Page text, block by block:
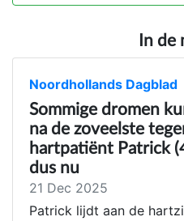
In de
Noordhollands Dagblad
Sommige dromen
na de zoveelste
hartpatiënt Patrick
dus nu
21 Dec 2025
Patrick lijdt aan de